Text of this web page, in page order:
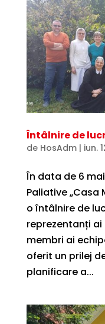
Întâlnire de
de HosAdm| iun.
În data de 6
Paliative „Casa
o întâlnire de
reprezentanți
membri ai
oferit un prilej
planificare a...